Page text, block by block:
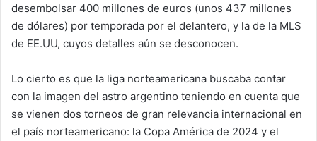
desembolsar 400 millones de euros (unos 437 millones
de dólares) por temporada por el delantero, y la de la MLS
de EE.UU, cuyos detalles aún se desconocen.
Lo cierto es que la liga norteamericana buscaba contar
con la imagen del astro argentino teniendo en cuenta que
se vienen dos torneos de gran relevancia internacional en
el país norteamericano: la Copa América de 2024 y el